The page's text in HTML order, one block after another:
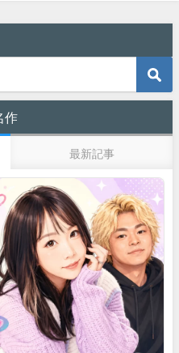
作
最新記事